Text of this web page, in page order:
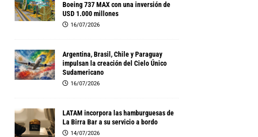
Boeing 737 MAX con una inversión de
USD 1.000 millones
16/07/2026
Argentina, Brasil, Chile y Paraguay
impulsan la creación del Cielo Único
Sudamericano
16/07/2026
LATAM incorpora las hamburguesas de
La Birra Bar a su servicio a bordo
14/07/2026